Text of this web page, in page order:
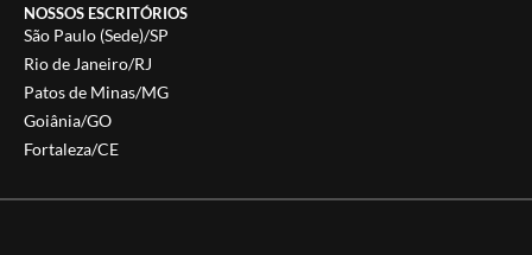
NOSSOS ESCRITÓRIOS
São Paulo (Sede)/SP
Rio de Janeiro/RJ
Patos de Minas/MG
Goiânia/GO
Fortaleza/CE